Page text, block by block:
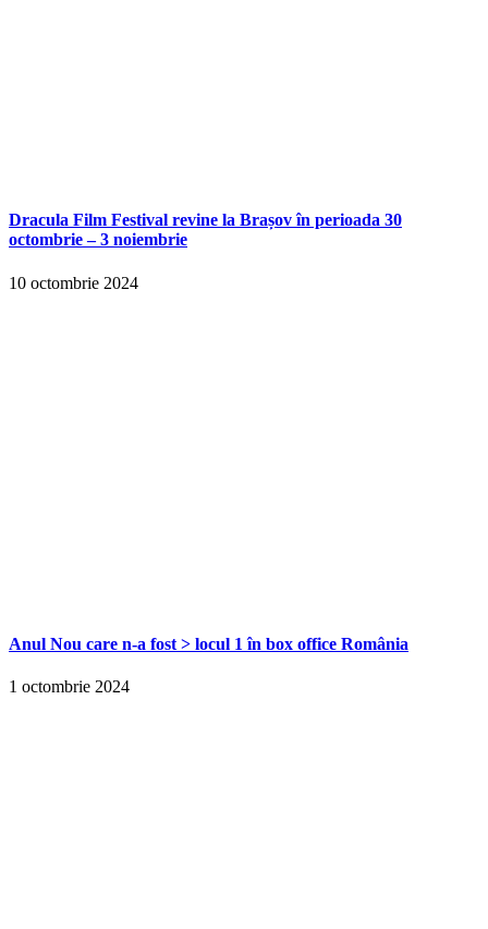
Dracula Film Festival revine la Brașov în perioada 30
octombrie – 3 noiembrie
10 octombrie 2024
Anul Nou care n-a fost > locul 1 în box office România
1 octombrie 2024